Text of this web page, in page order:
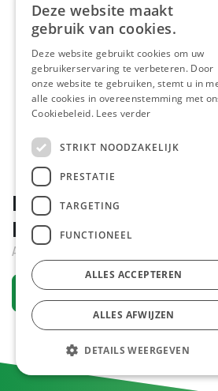
Bakpapier 18 Vellen
Fits
Actief
Vraag een account aan
Deze website maakt
gebruik van cookies.
Deze website gebruikt cookies om uw
gebruikerservaring te verbeteren. Door
onze website te gebruiken, stemt u in
alle cookies in overeenstemming met
Cookiebeleid. Lees verder
STRIKT NOODZAKELIJK
PRESTATIE
TARGETING
FUNCTIONEEL
ALLES ACCEPTEREN
ALLES AFWIJZEN
DETAILS WEERGEVEN